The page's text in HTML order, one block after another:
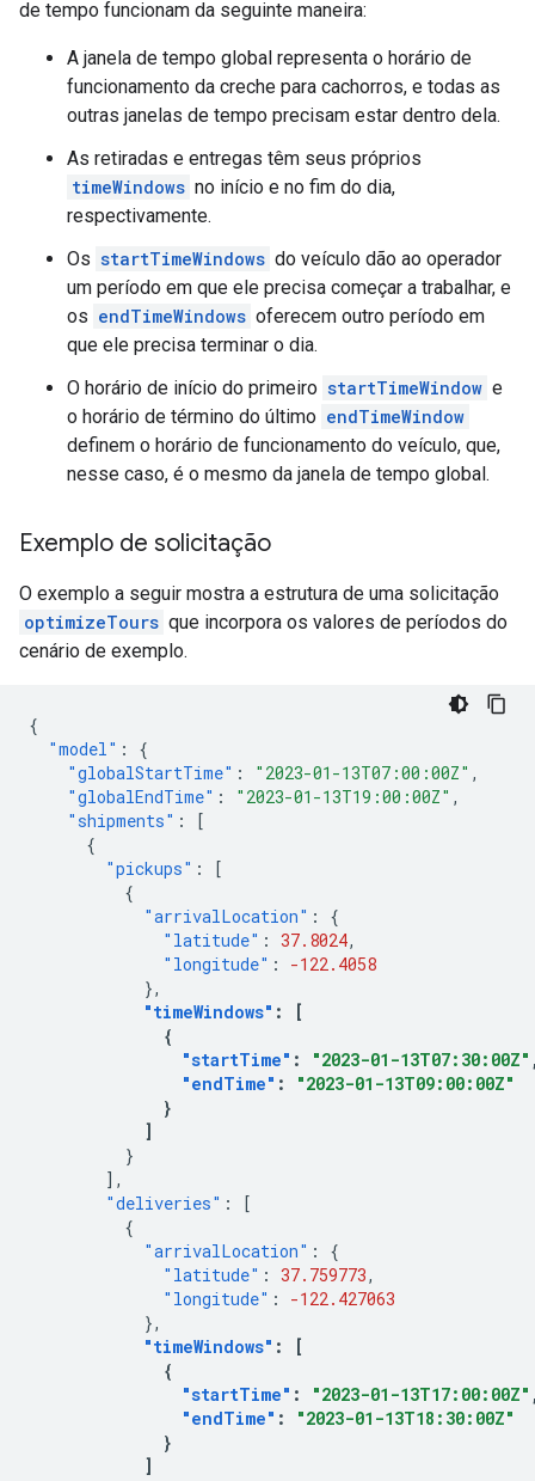
de tempo funcionam da seguinte maneira:
A janela de tempo global representa o horário de
funcionamento da creche para cachorros, e todas as
outras janelas de tempo precisam estar dentro dela.
As retiradas e entregas têm seus próprios
timeWindows no início e no fim do dia,
respectivamente.
Os startTimeWindows do veículo dão ao operador
um período em que ele precisa começar a trabalhar, e
os endTimeWindows oferecem outro período em
que ele precisa terminar o dia.
O horário de início do primeiro startTimeWindow e
o horário de término do último endTimeWindow
definem o horário de funcionamento do veículo, que,
nesse caso, é o mesmo da janela de tempo global.
Exemplo de solicitação
O exemplo a seguir mostra a estrutura de uma solicitação
optimizeTours que incorpora os valores de períodos do
cenário de exemplo.
{
"model" :
{
"globalStartTime" : "2023-01-13T07:00:00Z" ,
"globalEndTime" : "2023-01-13T19:00:00Z" ,
"shipments" :
[
{
"pickups" :
[
{
"arrivalLocation" :
{
"latitude" : 37.8024,
"longitude" :
-122.4058
},
"timeWindows" :
[
{
"startTime" : "2023-01-13T07:30:00Z"
"endTime" :
"2023-01-13T09:00:00Z"
}
]
}
],
"deliveries" :
[
{
"arrivalLocation" :
{
"latitude" : 37.759773,
"longitude" :
-122.427063
},
"timeWindows" :
[
{
"startTime" : "2023-01-13T17:00:00Z"
"endTime" :
"2023-01-13T18:30:00Z"
}
]